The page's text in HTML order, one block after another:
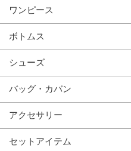
ワンピース
ボトムス
シューズ
バッグ・カバン
アクセサリー
セットアイテム